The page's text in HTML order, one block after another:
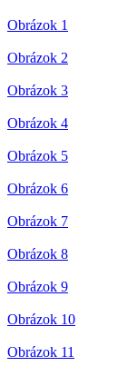
Obrázok 1
Obrázok 2
Obrázok 3
Obrázok 4
Obrázok 5
Obrázok 6
Obrázok 7
Obrázok 8
Obrázok 9
Obrázok 10
Obrázok 11